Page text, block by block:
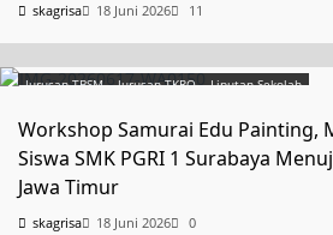
skagrisa 18 Juni 2026 11
Jurusan TBSM Jurusan TKRO Liputan Sekolah
Workshop Samurai Edu Painting,
Siswa SMK PGRI 1 Surabaya
Jawa Timur
skagrisa 18 Juni 2026 0